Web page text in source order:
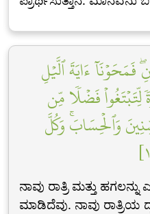
فَمَحَوۡنَآ ءَايَةَ ٱلَّيۡلِ
لِّتَبۡتَغُواْ فَضۡلٗا مِّن
وَٱلۡحِسَابَۚ وَكُلَّ
ನಾವು ರಾತ್ರಿ ಮತ್ತು ಹಗಲನ್ನು
ಮಾಡಿದೆವು. ನಾವು ರಾತ್ರಿಯ